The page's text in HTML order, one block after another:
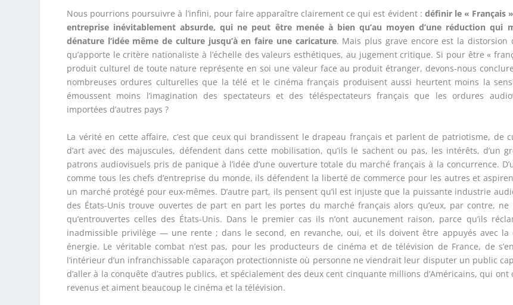
Nous pourrions poursuivre à l’infini, pour faire apparaître clairement ce qui est évident : définir le « Français
entreprise inévitablement absurde, qui ne peut être menée à bienqu’au moyen d’une réduction qui
dénature l’idée mêmede culture jusqu’à en faire une caricature. Mais plus grave encore est la distorsion
qu’apporte le critère nationaliste à l’échelle des valeurs esthétiques, au jugement critique. Si pour être «
produit culturel de toute nature représente en soi une valeur face au produit étranger, devons-nous
nombreuses ordures culturelles que la télé et le cinéma français produisent aussi heurtent moins la
émoussent moins l’imagination des spectateurs et des téléspectateurs français que les ordures
importées d’autres pays ?
La vérité en cette affaire, c’est que ceux qui brandissent le drapeau français et parlent de patriotisme, de
d’art avec des majuscules, défendent dans cette mobilisation, qu’ils le sachent ou pas, les intérêts, d’un
patrons audiovisuels pris de panique à l’idée d’une ouverture totale du marché français à la concurrence.
comme tous les chefs d’entreprise du monde, ils défendent la liberté de commerce pour les autres et
un marché protégé pour eux-mêmes. D’autre part, ils pensent qu’il est injuste que la puissante industrie
des États-Unis trouve ouvertes de part en part les portes du marché français alors qu’eux, par contre, ne
qu’entrouvertes celles des États-Unis. Dans le premier cas ils n’ont aucunement raison, parce qu’ils
inadmissible privilège — une rente ; dans le second, en revanche, oui, et ils doivent être appuyés avec la
énergie. Le véritable combat n’est pas, pour les producteurs de cinéma et de télévision de France, de
l’intérieur d’un infranchissable caparaçon protectionniste où personne ne viendrait leur disputer un public
d’aller à la conquête d’autres publics, et spécialement des deux cent cinquante millions d’Américains, qui ont
revenus et aiment beaucoup le cinéma et la télévision.